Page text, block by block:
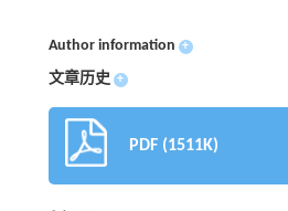
Author information +
文章历史 +
PDF (1511K)